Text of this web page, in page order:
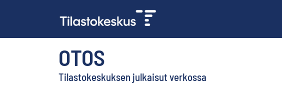
OTOS
Tilastokeskuksen julkaisut verkossa